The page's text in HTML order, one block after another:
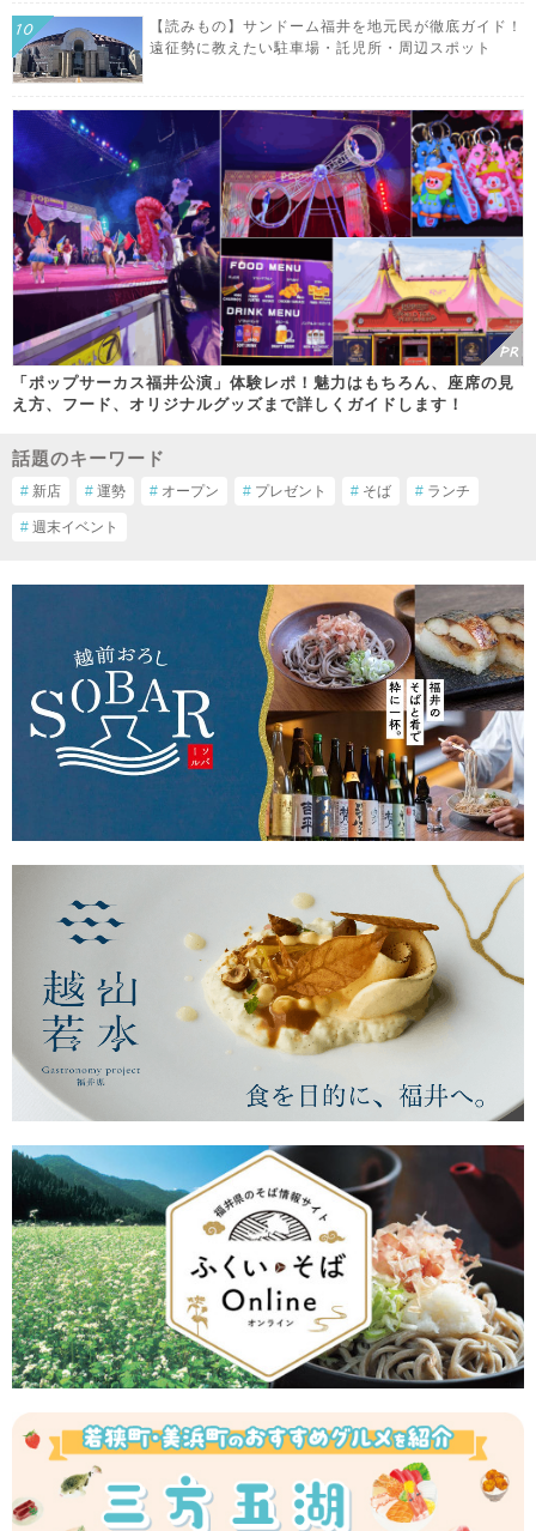
【読みもの】サンドーム福井を地元民が徹底ガイド！
遠征勢に教えたい駐車場・託児所・周辺スポット
「ポップサーカス福井公演」体験レポ！魅力はもちろん、座席の見
え方、フード、オリジナルグッズまで詳しくガイドします！
話題のキーワード
# 新店 # 運勢 # オープン # プレゼント # そば # ランチ
# 週末イベント